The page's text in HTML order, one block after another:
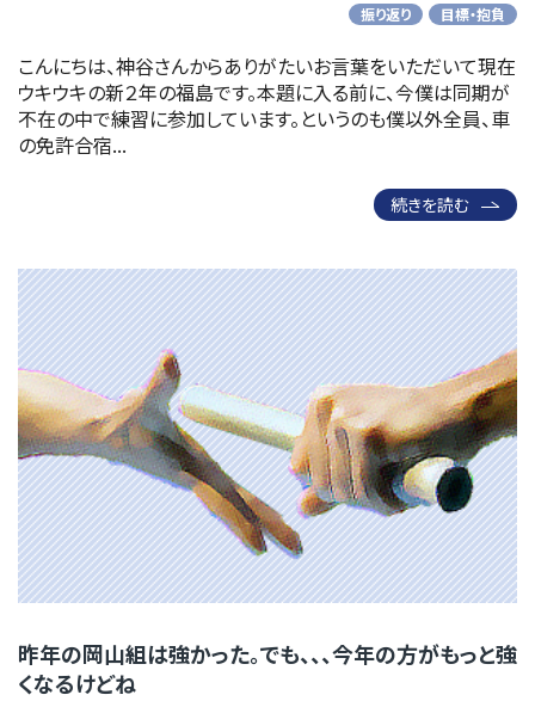
振り返り 目標・抱負
こんにちは、神谷さんからありがたいお言葉をいただいて現在
ウキウキの新２年の福島です。本題に入る前に、今僕は同期が
不在の中で練習に参加しています。というのも僕以外全員、車
の免許合宿...
続きを読む
昨年の岡山組は強かった。でも、、、今年の方がもっと強
くなるけどね